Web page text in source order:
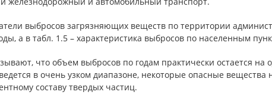
выбросов загрязняющих веществ по территории
а в табл. 1.5 – характеристика выбросов по населенным
что объем выбросов по годам практически остается на
в очень узком диапазоне, некоторые опасные вещества
составу твердых частиц.